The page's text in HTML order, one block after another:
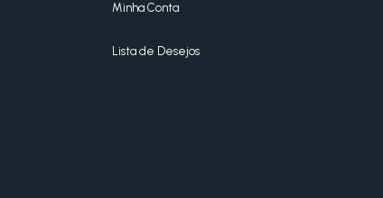
Minha Conta
Lista de Desejos